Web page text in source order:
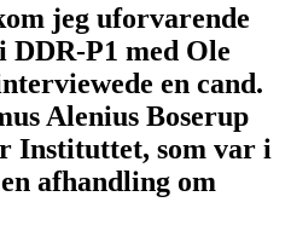
jeg uforvarende
DDR-P1 med Ole
en cand.
Alenius Boserup
Instituttet, som var i
afhandling om